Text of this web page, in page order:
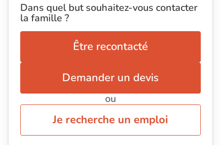
Dans quel but souhaitez-vous contacter
la famille ?
Être recontacté
Demander un devis
ou
Je recherche un emploi